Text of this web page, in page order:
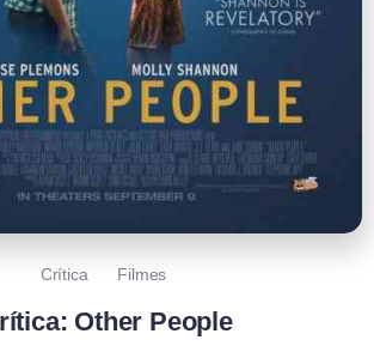
Crítica Filmes
Other People